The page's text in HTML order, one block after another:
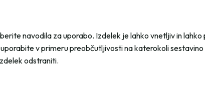
navodila za uporabo. Izdelek je lahko vnetljiv in
v primeru preobčutljivosti na katerokoli
odstraniti.